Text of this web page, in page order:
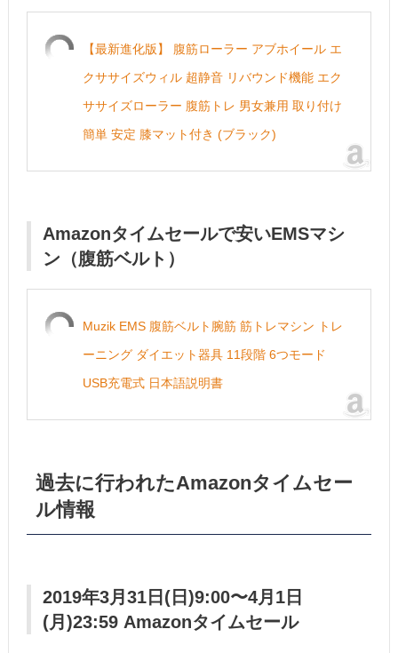
【最新進化版】 腹筋ローラー アブホイール エ
クササイズウィル 超静音 リバウンド機能 エク
ササイズローラー 腹筋トレ 男女兼用 取り付け
簡単 安定 膝マット付き (ブラック)
Amazonタイムセールで安いEMSマシ
ン（腹筋ベルト）
Muzik EMS 腹筋ベルト腕筋 筋トレマシン トレ
ーニング ダイエット器具 11段階 6つモード
USB充電式 日本語説明書
過去に行われたAmazonタイムセー
ル情報
2019年3月31日(日)9:00〜4月1日
(月)23:59 Amazonタイムセール